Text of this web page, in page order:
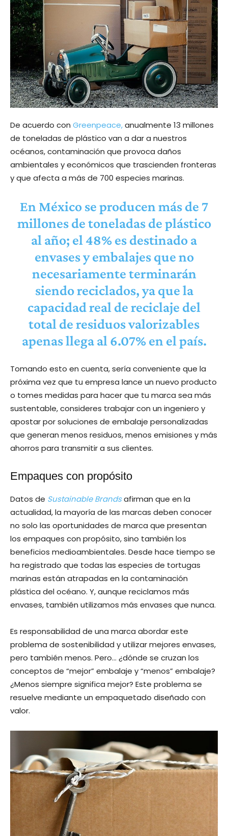
De acuerdo con Greenpeace,anualmente 13 millones
de toneladas de plástico van a dar a nuestros
océanos, contaminación que provoca daños
ambientales y económicos que trascienden fronteras
y que afecta a más de 700 especies marinas.
En México se producen más de 7
millones de toneladas de plástico
al año; el 48% es destinado a
envases y embalajes que no
necesariamente terminarán
siendo reciclados, ya que la
capacidad real de reciclaje del
total de residuos valorizables
apenas llega al 6.07% en el país.
Tomando esto en cuenta, sería conveniente que la
próxima vez que tu empresa lance un nuevo producto
o tomes medidas para hacer que tu marca sea más
sustentable, consideres trabajar con un ingeniero y
apostar por soluciones de embalaje personalizadas
que generan menos residuos, menos emisiones y más
ahorros para transmitir a sus clientes.
Empaques con propósito
Datos de Sustainable Brandsafirman que en la
actualidad, la mayoría de las marcas deben conocer
no solo las oportunidades de marca que presentan
los empaques con propósito, sino también los
beneficios medioambientales. Desde hace tiempo se
ha registrado que todas las especies de tortugas
marinas están atrapadas en la contaminación
plástica del océano. Y, aunque reciclamos más
envases, también utilizamos más envases que nunca.
Es responsabilidad de una marca abordar este
problema de sostenibilidad y utilizar mejores envases,
pero también menos. Pero… ¿dónde se cruzan los
conceptos de “mejor” embalaje y “menos” embalaje?
¿Menos siempre significa mejor? Este problema se
resuelve mediante un empaquetado diseñado con
valor.